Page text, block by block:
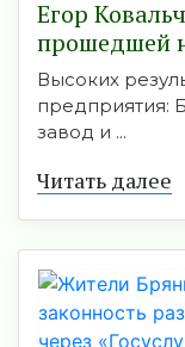
Егор
прошедшей
Высоких
предприятия:
завод и ...
Читать далее